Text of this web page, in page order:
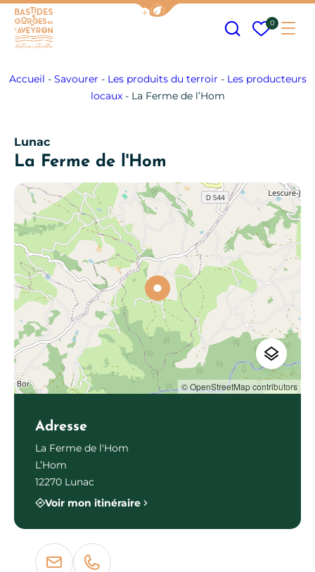
Afficher la barre de navigation
Mes
0
Accueil - Savourer - Les produits du terroir - Les producteurs
locaux- La Ferme de l’Hom
Lunac
La Ferme de l'Hom
© OpenStreetMap contributors
Adresse
La Ferme de l'Hom
L’Hom
12270 Lunac
Voir mon itinéraire